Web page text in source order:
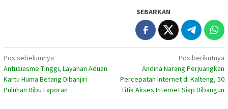
SEBARKAN
Navigasi
pos
Pos sebelumnya
Antusiasme Tinggi, Layanan Aduan
Kartu Huma Betang Dibanjiri
Puluhan Ribu Laporan
Pos berikutnya
Andina Narang Perjuangkan
Percepatan Internet di Kalteng, 50
Titik Akses Internet Siap Dibangun